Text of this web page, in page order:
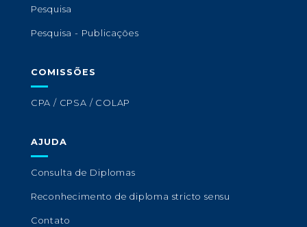
Pesquisa
Pesquisa - Publicações
COMISSÕES
CPA / CPSA / COLAP
AJUDA
Consulta de Diplomas
Reconhecimento de diploma stricto sensu
Contato